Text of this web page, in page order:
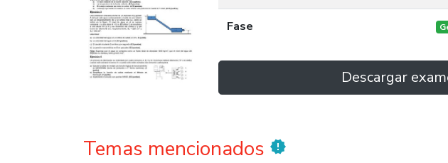
Fase
Descargar
Temas mencionados new_releases